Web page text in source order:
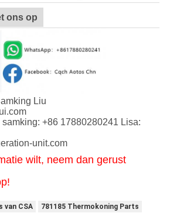
ons op
Liu
+86 17880280241 Lisa:
unit.com
wilt, neem dan gerust
van CSA
781185 Thermokoning Parts